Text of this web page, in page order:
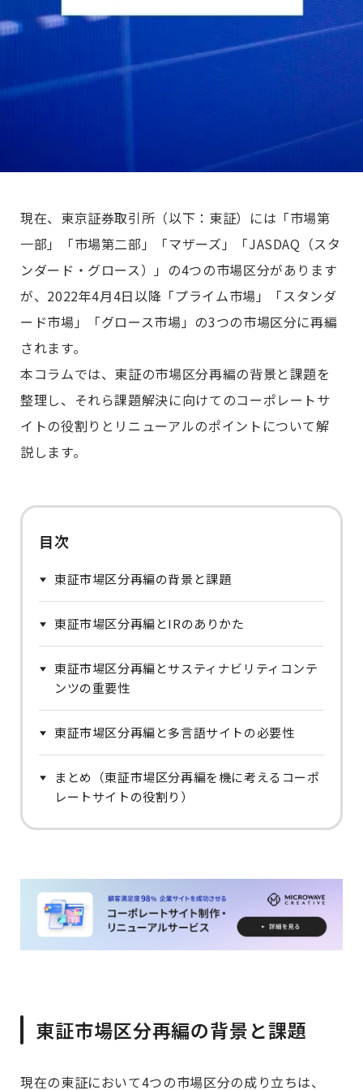
現在、東京証券取引所（以下：東証）には「市場第
一部」「市場第二部」「マザーズ」「JASDAQ（スタ
ンダード・グロース）」の4つの市場区分があります
が、2022年4月4日以降「プライム市場」「スタンダ
ード市場」「グロース市場」の3つの市場区分に再編
されます。
本コラムでは、東証の市場区分再編の背景と課題を
整理し、それら課題解決に向けてのコーポレートサ
イトの役割りとリニューアルのポイントについて解
説します。
目次
東証市場区分再編の背景と課題
東証市場区分再編とIRのありかた
東証市場区分再編とサスティナビリティコンテ
ンツの重要性
東証市場区分再編と多言語サイトの必要性
まとめ（東証市場区分再編を機に考えるコーポ
レートサイトの役割り）
東証市場区分再編の背景と課題
現在の東証において4つの市場区分の成り立ちは、